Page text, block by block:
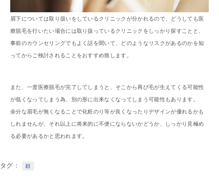
眉下については取り扱いをしているクリニックが分かれるので、どうしても医
療脱毛を行いたい場合には取り扱っているクリニックをしっかり探すことと、
事前のカウンセリングでもよく話を聞いて、どのようなリスクがあるのかを知
ってからご検討されることをおすすめ致します。
また、一度医療脱毛が完了してしまうと、そこから再び毛が生えてくる可能性
が低くなってしまう為、別の形に出来なくなってしまう可能性もあります。
余分な眉毛が無くなることで化粧のり等が良くなったりデザインが優れるかも
しれませんが、それ以上に将来的に不便にならないかどうか、しっかり見極め
る必要があるかと思われます。
タグ 顔